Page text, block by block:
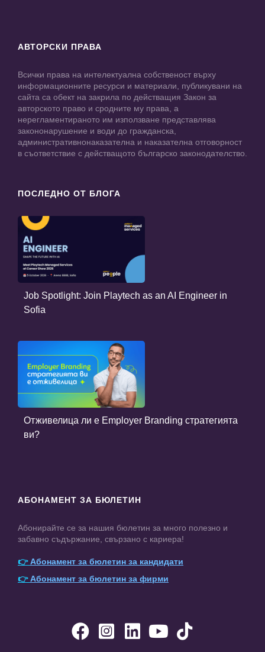
АВТОРСКИ ПРАВА
Всички права на интелектуална собственост върху
информационните ресурси и материали, публикувани на
сайта са обект на закрила по действащия Закон за
авторското право и сродните му права, а
нерегламентираното им използване представлява
закононарушение и води до гражданска,
административнонаказателна и наказателна отговорност
в съответствие с действащото българско законодателство.
ПОСЛЕДНО ОТ БЛОГА
Job Spotlight: Join Playtech as an AI Engineer in
Sofia
Отживелица ли е Employer Branding стратегията
ви?
АБОНАМЕНТ ЗА БЮЛЕТИН
Абонирайте се за нашия бюлетин за много полезно и
забавно съдържание, свързано с кариера!
👉Абонамент за бюлетин за кандидати
👉Абонамент за бюлетин за фирми
    